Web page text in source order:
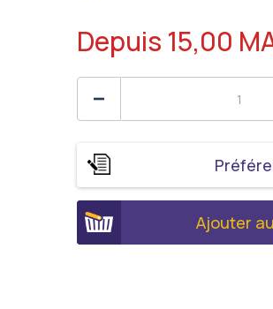
Depuis 15,00
Ajouter